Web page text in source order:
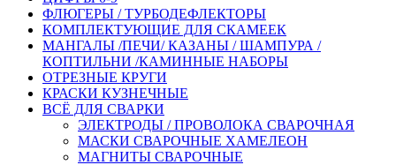
ФЛЮГЕРЫ / ТУРБОДЕФЛЕКТОРЫ
КОМПЛЕКТУЮЩИЕ ДЛЯ СКАМЕЕК
МАНГАЛЫ /ПЕЧИ/ КАЗАНЫ / ШАМПУРА /
КОПТИЛЬНИ /КАМИННЫЕ НАБОРЫ
ОТРЕЗНЫЕ КРУГИ
КРАСКИ КУЗНЕЧНЫЕ
ВСЁ ДЛЯ СВАРКИ
ЭЛЕКТРОДЫ / ПРОВОЛОКА СВАРОЧНАЯ
МАСКИ СВАРОЧНЫЕ ХАМЕЛЕОН
МАГНИТЫ СВАРОЧНЫЕ